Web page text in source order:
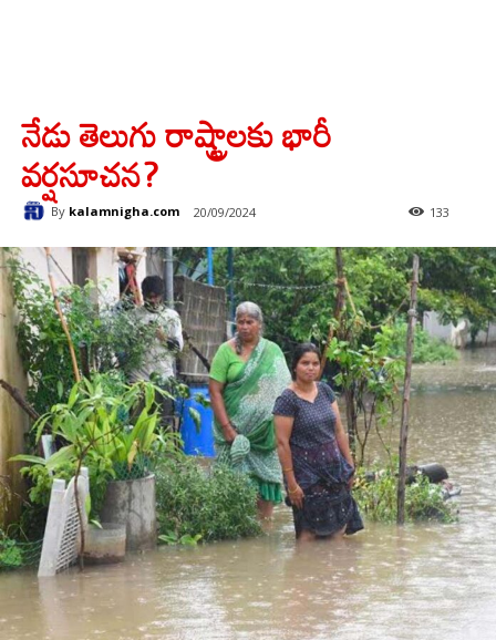
నేడు తెలుగు రాష్ట్రాలకు భారీ
వర్షసూచన?
By kalamnigha.com 20/09/2024 133